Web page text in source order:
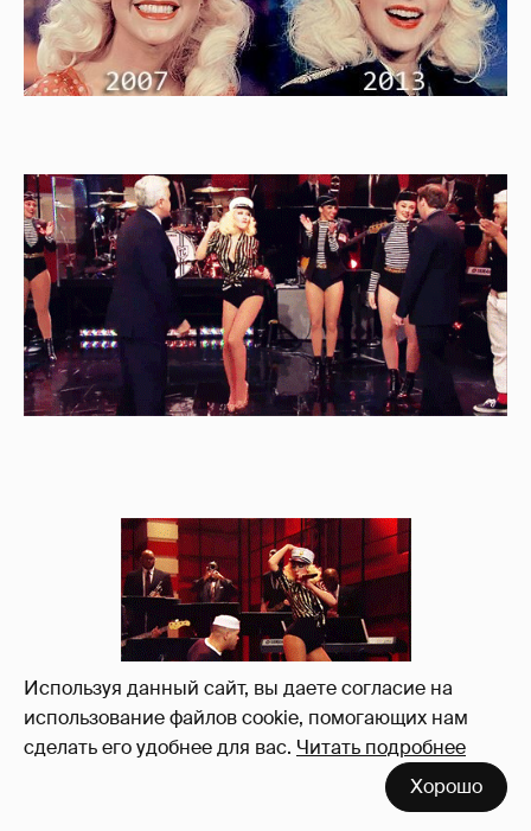
Используя данный сайт, вы даете согласие на
использование файлов cookie, помогающих нам
сделать его удобнее для вас. Читать подробнее
Хорошо